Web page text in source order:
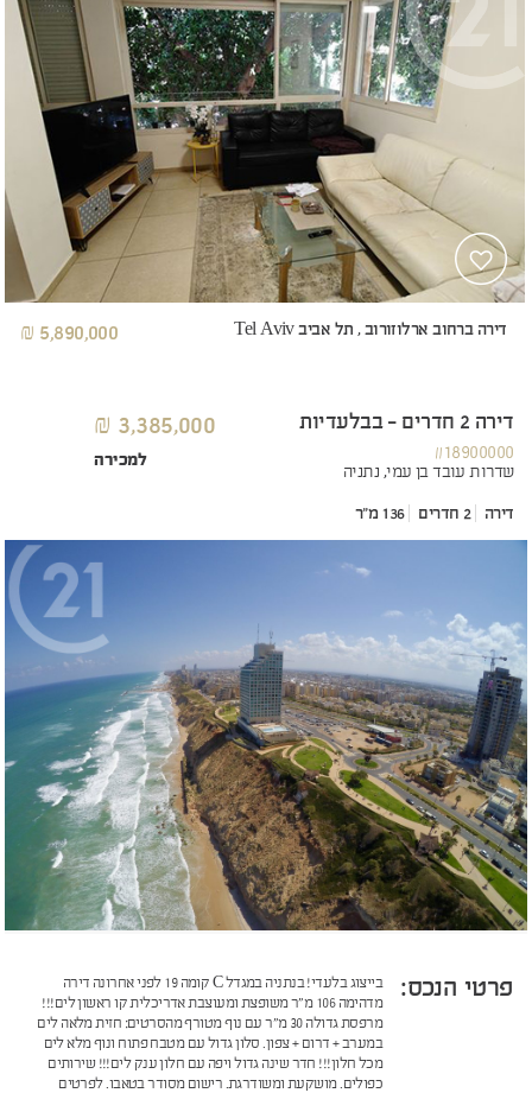
דירה ברחוב ארלוזורוב , תל אביב Tel Aviv 5,890,000 ₪
דירה 2 חדרים - בבלעדיות
#18900000
שדרות עובד בן עמי, נתניה
דירה 2 חדרים 136 מ"ר
3,385,000 ₪
למכירה
פרטי הנכס:
בייצוג בלעדי! בנתניה במגדל C קומה 19 לפני אחרונה דירה
מדהימה 106 מ"ר משופצת ומעוצבת אדריכלית קו ראשון לים!!!
מרפסת גדולה 30 מ"ר עם נוף מטורף מהסרטים: חזית מלאה לים
במערב + דרום + צפון. סלון גדול עם מטבח פתוח ונוף מלא לים
מכל חלון!!! חדר שינה גדול ויפה עם חלון ענק לים!!! שירותים
כפולים. מושקעת ומשודרגת. רישום מסודר בטאבו. לפרטים